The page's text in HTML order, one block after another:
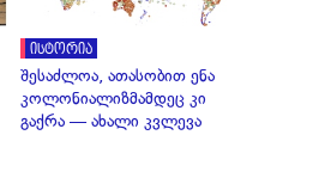
ისტორია
შესაძლოა, ათასობით ენა
კოლონიალიზმამდეც კი
გაქრა — ახალი კვლევა